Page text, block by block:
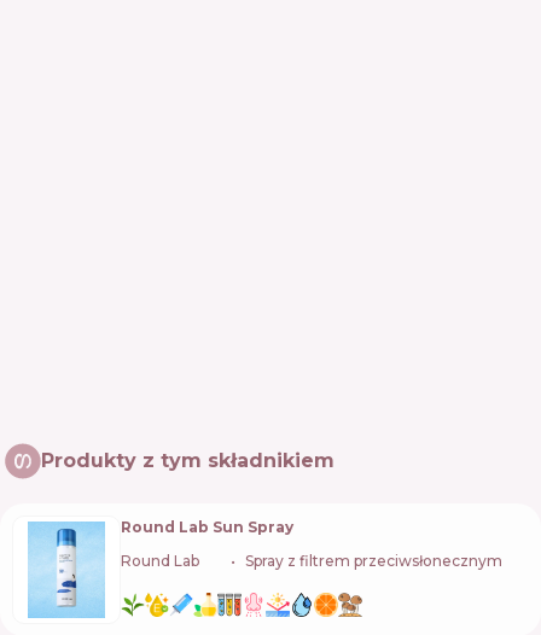
Produkty z tym składnikiem
Round Lab Sun Spray
Round Lab
Spray z filtrem przeciwsłonecznym